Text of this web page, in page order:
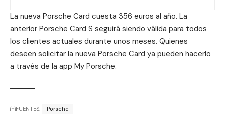
La nueva Porsche Card cuesta 356 euros al año. La
anterior Porsche Card S seguirá siendo válida para todos
los clientes actuales durante unos meses. Quienes
deseen solicitar la nueva Porsche Card ya pueden hacerlo
a través de la app My Porsche.
FUENTES: Porsche